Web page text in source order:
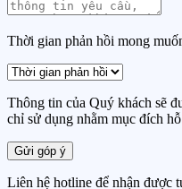
Thời gian phản hồi mong
Thông tin của Quý khách sẽ
chỉ sử dụng nhằm mục đích
Gửi góp ý
Liên hệ hotline để nhận được